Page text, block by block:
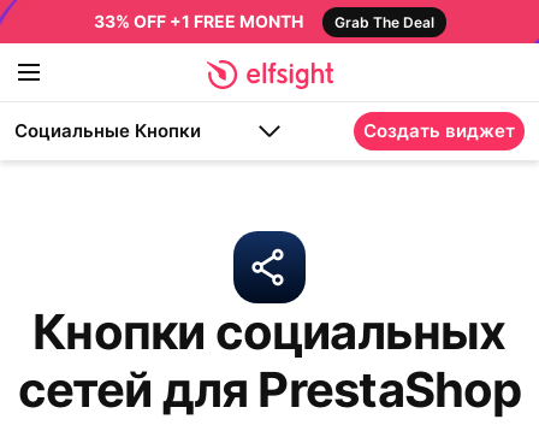
33% OFF +1 FREE MONTH Grab The Deal
Социальные Кнопки Создать виджет
Кнопки социальных
сетей для PrestaShop